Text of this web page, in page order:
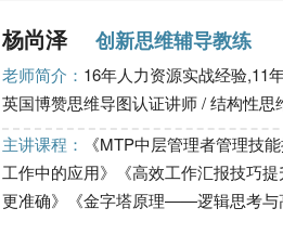
杨尚泽 创新思维辅导教练
老师简介： 16年人力资源实战经验,11
英国博赞思维导图认证讲师 / 结构性思
主讲课程：
《MTP中层管理者管理技
工作中的应用》《高效工作汇报技巧
更准确》《金字塔原理——逻辑思考与